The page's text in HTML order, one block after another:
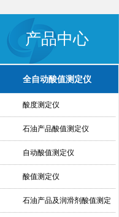
产品中心
全自动酸值测定仪
酸度测定仪
石油产品酸值测定仪
自动酸值测定仪
酸值测定仪
石油产品及润滑剂酸值测定